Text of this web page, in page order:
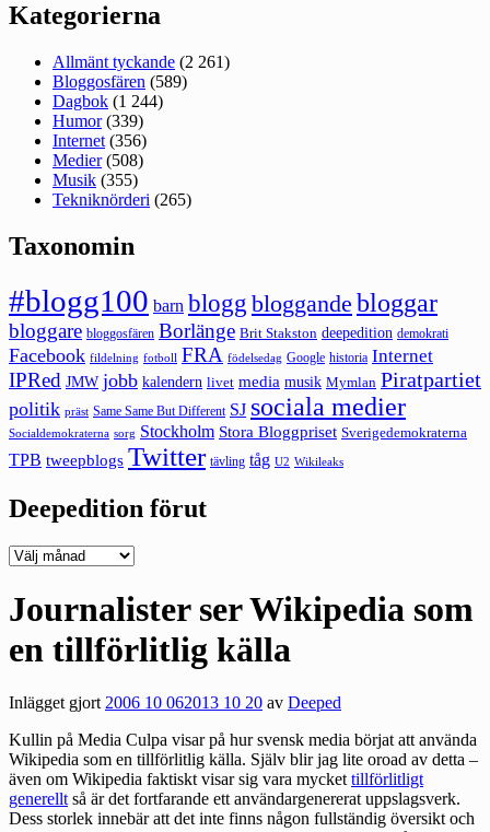
Kategorierna
Allmänt tyckande (2 261)
Bloggosfären (589)
Dagbok (1 244)
Humor(339)
Internet (356)
Medier(508)
Musik (355)
Tekniknörderi (265)
Taxonomin
#blogg100 barn blogg bloggande bloggar
bloggare bloggosfären Borlänge Brit Stakston deepedition demokrati
Facebook fildelning fotboll FRA födelsedag Google historia Internet
IPRed JMW jobb kalendern livet media musik Mymlan Piratpartiet
politik präst Same Same But Different SJ sociala medier
Socialdemokraterna sorg Stockholm Stora Bloggpriset Sverigedemokraterna
TPB tweepblogs Twitter tävling tåg U2 Wikileaks
Deepedition förut
Deepedition
Journalister ser Wikipedia som
en tillförlitlig källa
Inlägget gjort2006 10 062013 10 20 av Deeped
Kullin på Media Culpa visar på hursvensk media börjat att använda
Wikipedia som en tillförlitlig källa. Själv blir jag lite oroad av detta –
även om Wikipedia faktiskt visar sig vara myckettillförlitligt
generelltså är det fortfarande ett användargenererat uppslagsverk.
Dess storlek innebär att det inte finns någon fullständig översikt och